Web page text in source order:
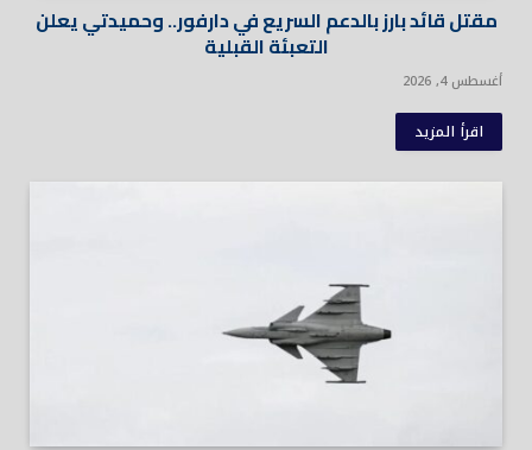
مقتل قائد بارز بالدعم السريع في دارفور.. وحميدتي يعلن
التعبئة القبلية
أغسطس 4, 2026
اقرأ المزيد